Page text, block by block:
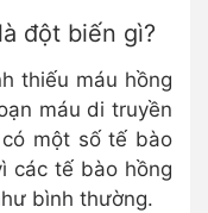
đột biến gì?
thiếu máu hồng
máu di truyền
một số tế bào
các tế bào hồng
bình thường.